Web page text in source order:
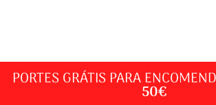
PORTES GRÁTIS PARA
50€